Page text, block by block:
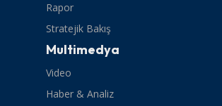
Rapor
Stratejik Bakış
Multimedya
Video
Haber & Analiz